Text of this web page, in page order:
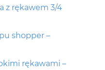
z rękawem 3/4
shopper –
rękawami –